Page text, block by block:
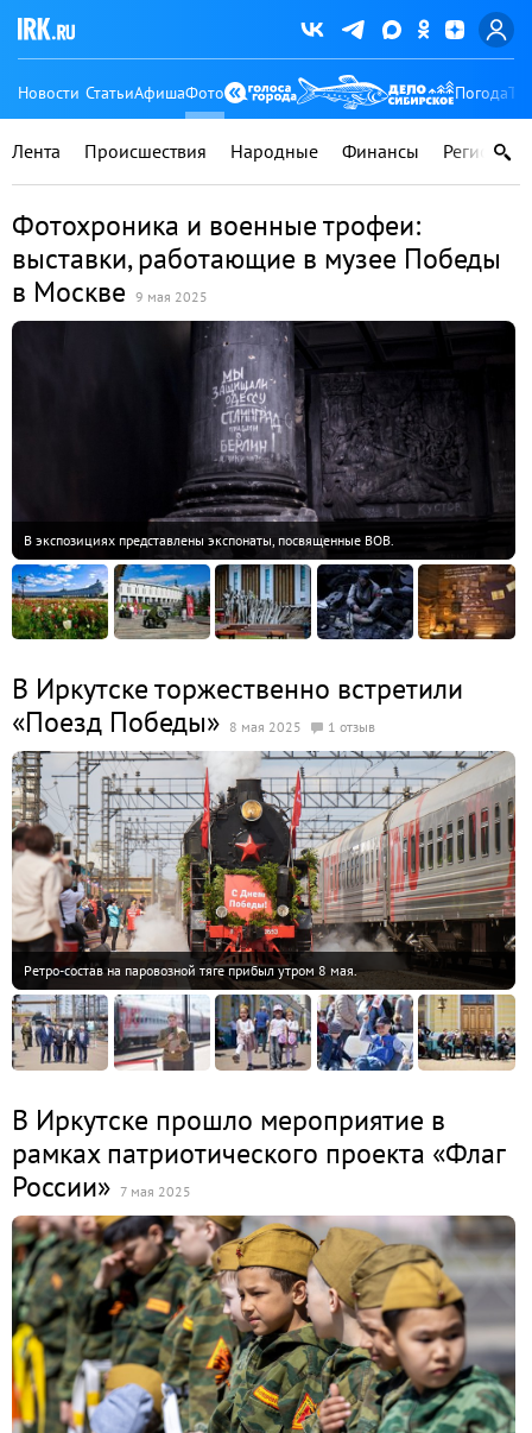
Новости СтатьиАфишаФото Погода
Лента Происшествия Народные Финансы Регионы
Фотохроника и военные трофеи:
выставки, работающие в музее Победы
в Москве 9 мая 2025
В экспозициях представлены экспонаты, посвященные ВОВ.
В Иркутске торжественно встретили
«Поезд Победы» 8 мая 2025 1 отзыв
Ретро-состав на паровозной тяге прибыл утром 8 мая.
В Иркутске прошло мероприятие в
рамках патриотического проекта «Флаг
России» 7 мая 2025